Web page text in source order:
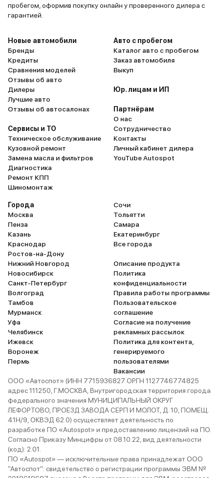
пробегом, оформив покупку онлайн у проверенного дилера с
гарантией.
Новые автомобили
Бренды
Кредиты
Сравнения моделей
Отзывы об авто
Дилеры
Лучшие авто
Отзывы об автосалонах
Сервисы и ТО
Техническое обслуживание
Кузовной ремонт
Замена масла и фильтров
Диагностика
Ремонт КПП
Шиномонтаж
Авто с пробегом
Каталог авто с пробегом
Заказ автомобиля
Выкуп
Юр. лицам и ИП
Партнёрам
О нас
Сотрудничество
Контакты
Личный кабинет дилера
YouTube Autospot
Города
Москва
Пенза
Казань
Краснодар
Ростов-на-Дону
Нижний Новгород
Новосибирск
Санкт-Петербург
Волгоград
Тамбов
Мурманск
Уфа
Челябинск
Ижевск
Воронеж
Пермь
Сочи
Тольятти
Самара
Екатеринбург
Все города
Описание продукта
Политика
конфиденциальности
Правила работы программы
Пользовательское
соглашение
Согласие на получение
рекламных рассылок
Политика для контента,
генерируемого
пользователями
Вакансии
ООО «Автоспот» (ИНН 7715936827 ОРГН 1127746774825
адрес 111250, Г.МОСКВА, Внутригородская территория города
федерального значения МУНИЦИПАЛЬНЫЙ ОКРУГ
ЛЕФОРТОВО, ПРОЕЗД ЗАВОДА СЕРП И МОЛОТ, Д. 10, ПОМЕЩ.
41Н/9, ОКВЭД 62.0) осуществляет деятельность по
разработке ПО «Autospot» и предоставлению лицензий на ПО.
Согласно Приказу Минцифры от 08.10.22, вид деятельности
(код): 2.01.
ПО «Autospot» — исключительные права принадлежат ООО
"Автоспот": свидетельство о регистрации программы ЭВМ №